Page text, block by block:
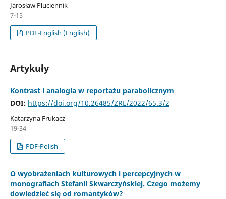
Jarosław Płuciennik
7-15
PDF-English (English)
Artykuły
Kontrast i analogia w reportażu parabolicznym
DOI: https://doi.org/10.26485/ZRL/2022/65.3/2
Katarzyna Frukacz
19-34
PDF-Polish
O wyobrażeniach kulturowych i percepcyjnych w
monografiach Stefanii Skwarczyńskiej. Czego możemy
dowiedzieć się od romantyków?